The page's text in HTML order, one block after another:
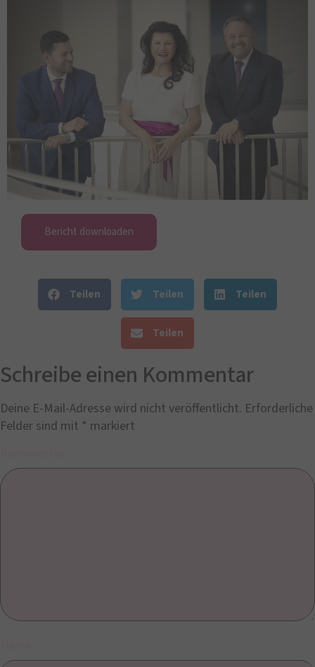
Bericht downloaden
Teilen Teilen Teilen
Teilen
Schreibe einen Kommentar
Deine E-Mail-Adresse wird nicht veröffentlicht. Erforderliche
Felder sind mit * markiert